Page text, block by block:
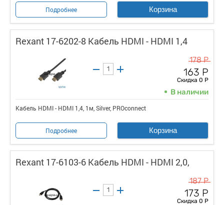
Подробнее Корзина
Rexant 17-6202-8 Кабель HDMI - HDMI 1,4
178 Р
163 Р
Скидка 0 Р
В наличии
Кабель HDMI - HDMI 1,4, 1м, Silver, PROconnect
Подробнее Корзина
Rexant 17-6103-6 Кабель HDMI - HDMI 2,0,
187 Р
173 Р
Скидка 0 Р